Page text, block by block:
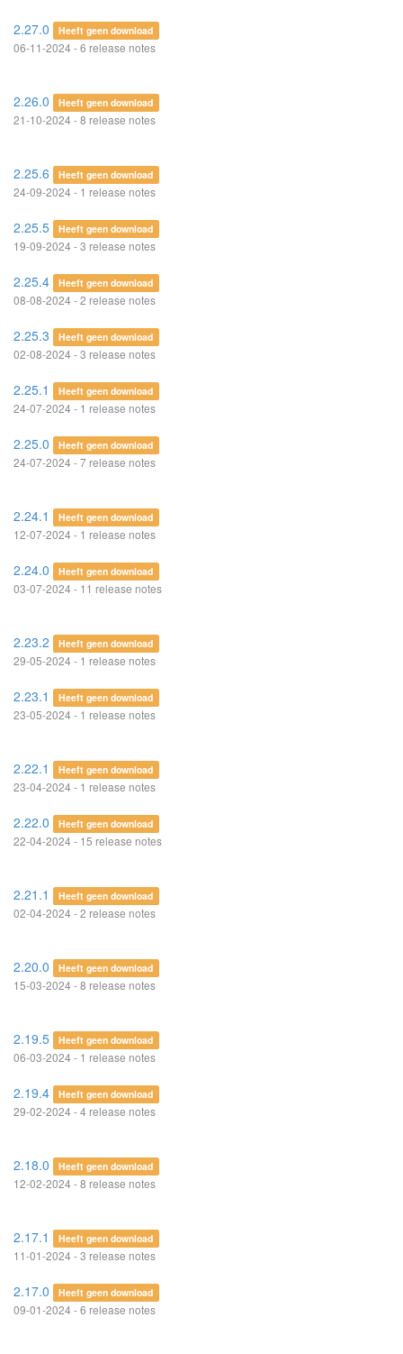
2.27.0 Heeft geen download
06-11-2024 - 6 release notes
2.26.0 Heeft geen download
21-10-2024 - 8 release notes
2.25.6 Heeft geen download
24-09-2024 - 1 release notes
2.25.5 Heeft geen download
19-09-2024 - 3 release notes
2.25.4 Heeft geen download
08-08-2024 - 2 release notes
2.25.3 Heeft geen download
02-08-2024 - 3 release notes
2.25.1 Heeft geen download
24-07-2024 - 1 release notes
2.25.0 Heeft geen download
24-07-2024 - 7 release notes
2.24.1 Heeft geen download
12-07-2024 - 1 release notes
2.24.0 Heeft geen download
03-07-2024 - 11 release notes
2.23.2 Heeft geen download
29-05-2024 - 1 release notes
2.23.1 Heeft geen download
23-05-2024 - 1 release notes
2.22.1 Heeft geen download
23-04-2024 - 1 release notes
2.22.0 Heeft geen download
22-04-2024 - 15 release notes
2.21.1 Heeft geen download
02-04-2024 - 2 release notes
2.20.0 Heeft geen download
15-03-2024 - 8 release notes
2.19.5 Heeft geen download
06-03-2024 - 1 release notes
2.19.4 Heeft geen download
29-02-2024 - 4 release notes
2.18.0 Heeft geen download
12-02-2024 - 8 release notes
2.17.1 Heeft geen download
11-01-2024 - 3 release notes
2.17.0 Heeft geen download
09-01-2024 - 6 release notes